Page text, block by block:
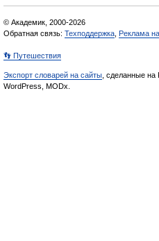
© Академик, 2000-2026
Обратная связь: Техподдержка Реклама
👣 Путешествия
Экспорт словарей на сайты , сделанные на
WordPress, MODx.